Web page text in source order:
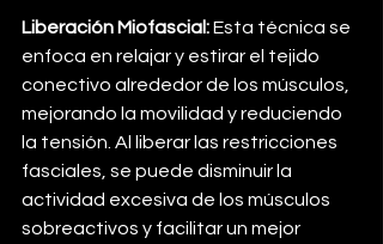
Liberación Miofascial: Esta técnica se
enfoca en relajar y estirar el tejido
conectivo alrededor de los músculos,
mejorando la movilidad y reduciendo
la tensión. Al liberar las restricciones
fasciales, se puede disminuir la
actividad excesiva de los músculos
sobreactivos y facilitar un mejor